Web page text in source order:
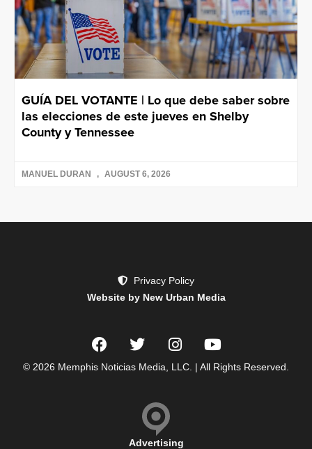
GUÍA DEL VOTANTE | Lo que debe saber sobre
las elecciones de este jueves en Shelby
County y Tennessee
MANUEL DURAN AUGUST 6, 2026
Privacy Policy
Website by New Urban Media
© 2026 Memphis Noticias Media, LLC. | All Rights Reserved.
Advertising